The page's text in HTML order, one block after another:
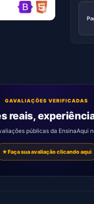
GAVALIAÇÕES VERIFICADAS
reais,
públicas da EnsinaAqui
★Faça sua avaliação clicando aqui